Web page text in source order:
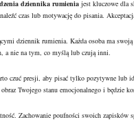
dziennika rumienia jest kluczowe dla
czas lub motywację do pisania.
dziennik rumienia. Każda osoba ma
a nie na tym, co myślą lub czują inni.
czuć presji, aby pisać tylko pozytywne lub
Twojego stanu emocjonalnego i będzie
Zachowanie poufności swoich